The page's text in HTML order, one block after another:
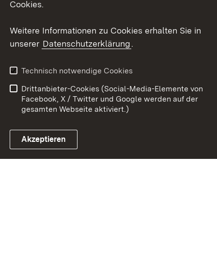
Link zum Landesportal
Barrierefreiheit
Benutzungshinweise
Impressum
Cookies
Cookies.
Weitere Informationen zu Cookies erhalten Sie in
unserer Datenschutzerklärung.
Technisch notwendige Cookies
Drittanbieter-Cookies (Social-Media-Elemente von
Facebook, X / Twitter und Google werden auf der
gesamten Webseite aktiviert.)
Akzeptieren